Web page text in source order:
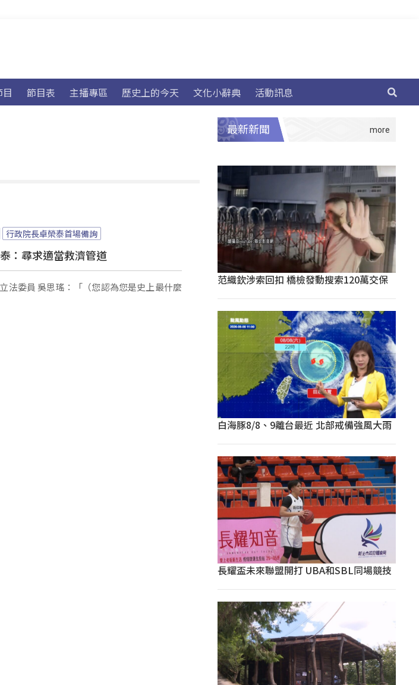
節目表 主播專區 歷史上的今天 文化小辭典 活動訊息
行政院長卓榮泰首場備詢
：尋求適當救濟管道
法委員 吳思瑤：「（您認為您是史上最什麼
最新新聞
范織欽涉索回扣 橋檢發動搜索120萬交保
白海豚8/8、9離台最近 北部戒備強風大雨
長耀盃未來聯盟開打 UBA和SBL同場競技